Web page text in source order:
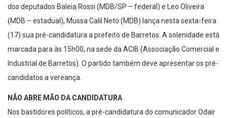
dos deputados Baleia Rossi (MDB/SP – federal) e Leo Oliveira
(MDB – estadual), Mussa Calil Neto (MDB) lança nesta sexta-feira
(17) sua pré-candidatura a prefeito de Barretos. A solenidade está
marcada para às 15h00, na sede da ACIB (Associação Comercial e
Industrial de Barretos). O partido também deve apresentar os pré-
candidatos a vereança.
NÃO ABRE MÃO DA CANDIDATURA
Nos bastidores políticos, a pré-candidatura do comunicador Odair